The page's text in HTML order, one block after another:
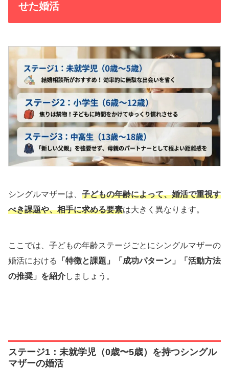
せた婚活
シングルマザーは、 子どもの年齢によって、婚活で重視す
べき課題や、相手に求める要素は大きく異なります。
ここでは、子どもの年齢ステージごとにシングルマザーの
婚活における
「特徴と課題」「成功パターン」「活動方法
の推奨」を紹介しましょう。
ステージ1：未就学児（0歳〜5歳）を持つシングル
マザーの婚活